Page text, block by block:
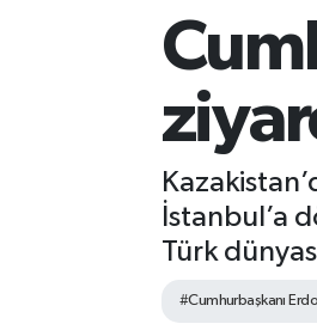
İstanbul’a
Türk
#Cumhurbaşkanı
Kahramanmaraş Trafik
Süper Lig Puan Durumu
Son Dakika Haberleri